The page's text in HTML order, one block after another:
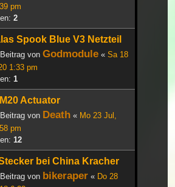
pm
2
Spook Blue V3 Netzteil
von Godmodule « Sa 18
1:33 pm
1
Actuator
von Death « Mo 23 Jul,
pm
12
Stecker bei China Kracher
von bikeraper « Do 28